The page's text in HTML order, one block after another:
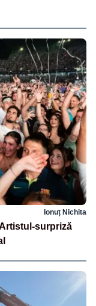
Ionuț Nichita
surpriză